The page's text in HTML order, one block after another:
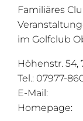
Familiäres
im Golfclub
Höhenstr.
Tel.: 07977-
E-Mail:
Homepage: